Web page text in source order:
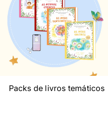
Packs de livros temáticos